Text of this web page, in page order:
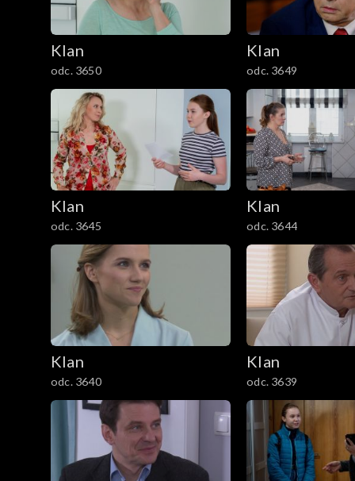
601–700
501–600
401–500
301–400
201–300
101–200
1–100
Klan
odc. 3650
Klan
odc. 3649
Klan
odc. 3645
Klan
odc. 3644
Klan
odc. 3640
Klan
odc. 3639